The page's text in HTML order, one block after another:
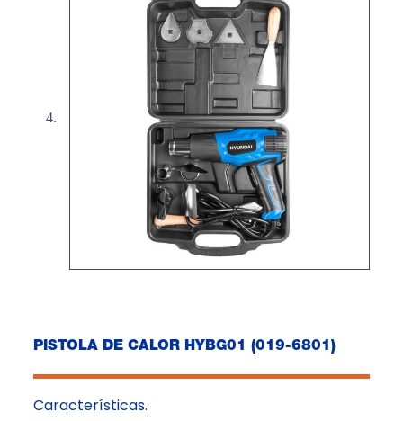
PISTOLA DE CALOR HYBG01 (019-6801)
Características.